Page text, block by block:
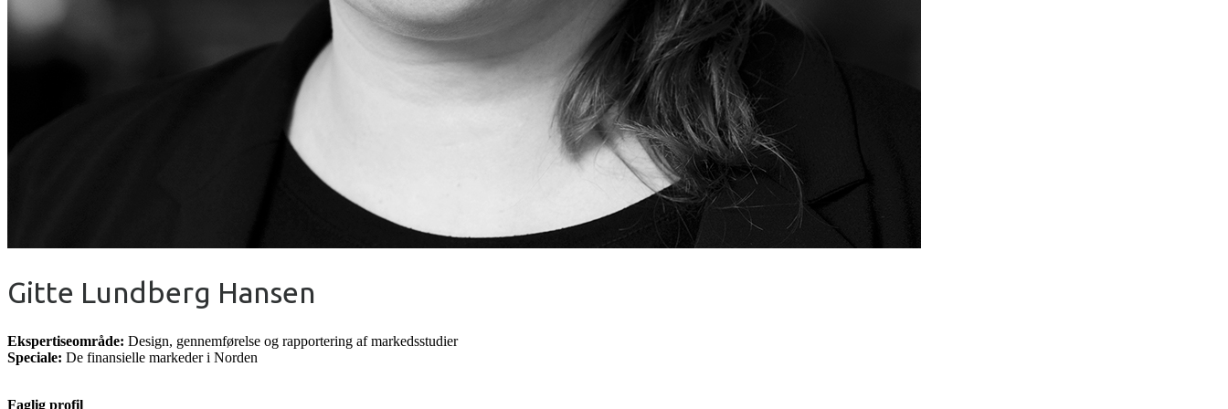
Gitte Lundberg Hansen
Ekspertiseområde: Design, gennemførelse og rapportering af markedsstudier
Speciale: De finansielle markeder i Norden
Faglig profil